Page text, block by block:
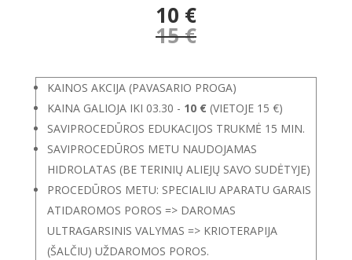
10 €
15€
KAINOS AKCIJA (PAVASARIO PROGA)
KAINA GALIOJA IKI 03.30 - 10 €(VIETOJE 15 €)
SAVIPROCEDŪROS EDUKACIJOS TRUKMĖ 15 MIN.
SAVIPROCEDŪROS METU NAUDOJAMAS
HIDROLATAS (BE TERINIŲ ALIEJŲ SAVO SUDĖTYJE)
PROCEDŪROS METU: SPECIALIU APARATU GARAIS
ATIDAROMOS POROS => DAROMAS
ULTRAGARSINIS VALYMAS => KRIOTERAPIJA
(ŠALČIU) UŽDAROMOS POROS.